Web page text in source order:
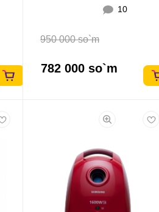
10
950 000 so`m
782 000 so`m